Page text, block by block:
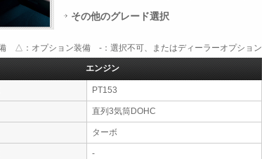
その他のグレード選択
△：オプション装備 -：選択不可、またはディーラーオプション
エンジン
PT153
直列3気筒DOHC
ターボ
-